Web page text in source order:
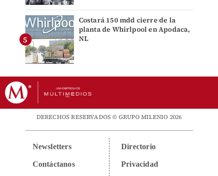
Costará 150 mdd cierre de la
planta de Whirlpool en Apodaca,
NL
DERECHOS RESERVADOS © GRUPO MILENIO 2026
Newsletters
Contáctanos
Directorio
Privacidad